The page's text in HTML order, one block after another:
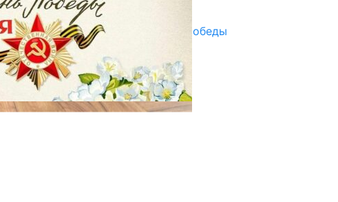
29.04.2025
Награды в преддверии Дня Победы
29.04.2025